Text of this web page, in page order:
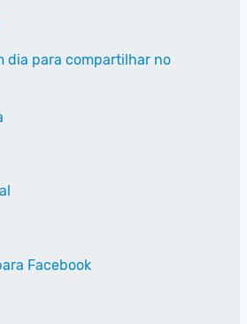
dia para compartilhar no
Facebook